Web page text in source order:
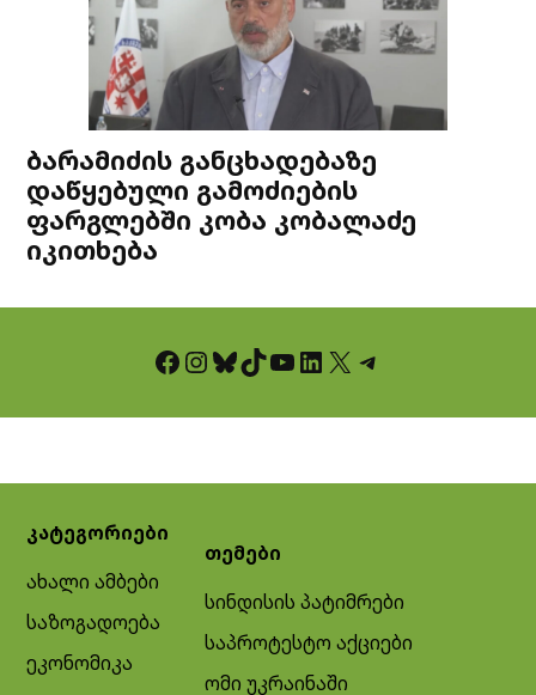
ბარამიძის განცხადებაზე
დაწყებული გამოძიების
ფარგლებში კობა კობალაძე
იკითხება
Facebook InstagramBluesky TikTok YouTube LinkedIn X Telegram
კატეგორიები
ახალი ამბები
საზოგადოება
ეკონომიკა
თემები
სინდისის პატიმრები
საპროტესტო აქციები
ომი უკრაინაში